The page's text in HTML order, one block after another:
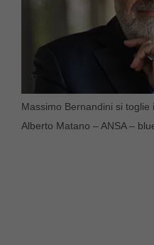
Massimo Bernandini si
Alberto Matano – ANSA –